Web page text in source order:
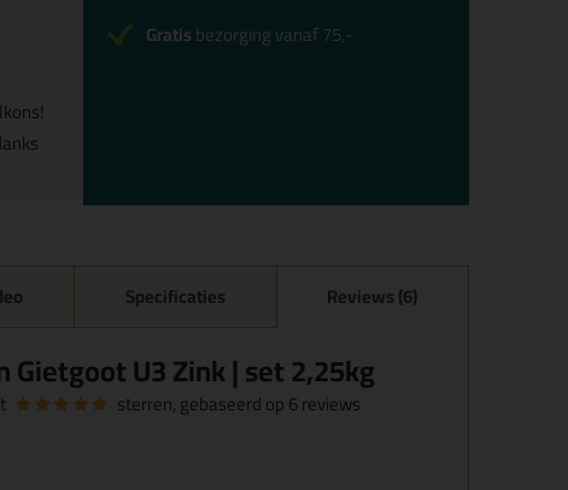
Gratisbezorging vanaf 75,-
Specificaties Reviews (6)
Gietgoot U3 Zink | set 2,25kg
sterren, gebaseerd op6reviews